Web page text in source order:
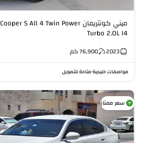
ميني كونتريمان Cooper S All 4 Twin Power
Turbo 2.0L I4
2023
76,900كم
مواصفات خليجية•متاحة للتمويل
سعر ممتاز